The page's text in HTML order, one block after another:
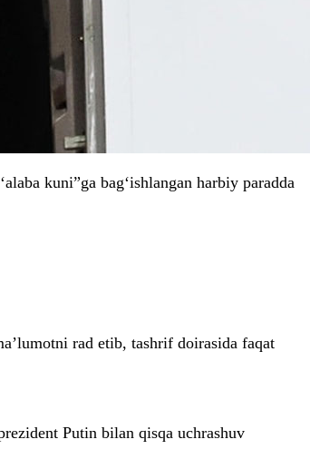
kuni”ga bag‘ishlangan harbiy paradda
rad etib, tashrif doirasida faqat
Putin bilan qisqa uchrashuv